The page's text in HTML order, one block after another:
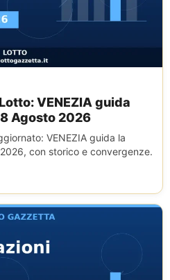
VENEZIA guida
Agosto 2026
VENEZIA guida la
con storico e convergenze.